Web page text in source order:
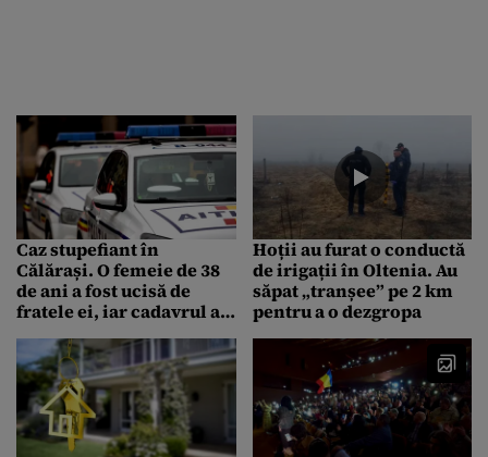
Caz stupefiant în
Călărași. O femeie de 38
de ani a fost ucisă de
fratele ei, iar cadavrul a
într-un lac
Hoții au furat o conductă
de irigații în Oltenia. Au
săpat „tranșee” pe 2 km
pentru a o dezgropa